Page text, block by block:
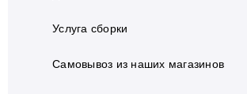
Услуга сборки
Самовывоз из наших магазинов